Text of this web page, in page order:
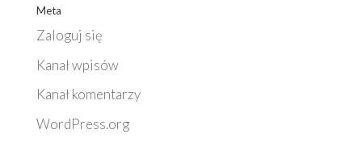
Meta
Zaloguj się
Kanał wpisów
Kanał komentarzy
WordPress.org